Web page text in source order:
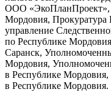
ООО «ЭкоПланПроект»,
Мордовия, Прокуратура
управление
по Республике
Саранск,
Мордовия,
в Республике Мордовия,
в Республике Мордовия.